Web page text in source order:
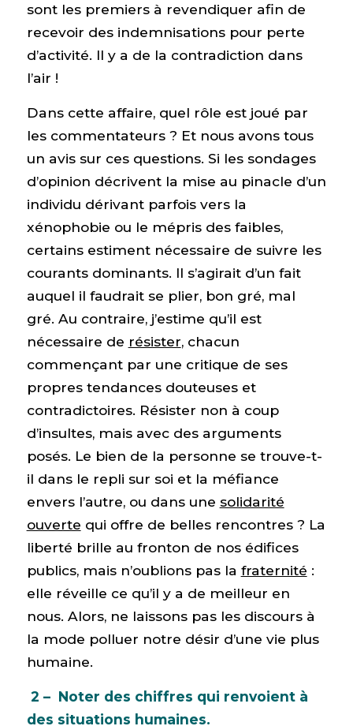
sont les premiers à revendiquer afin de
recevoir des indemnisations pour perte
d’activité. Il y a de la contradiction dans
l’air !
Dans cette affaire, quel rôle est joué par
les commentateurs ? Et nous avons tous
un avis sur ces questions. Si les sondages
d’opinion décrivent la mise au pinacle d’un
individu dérivant parfois vers la
xénophobie ou le mépris des faibles,
certains estiment nécessaire de suivre les
courants dominants. Il s’agirait d’un fait
auquel il faudrait se plier, bon gré, mal
gré. Au contraire, j’estime qu’il est
nécessaire de résister, chacun
commençant par une critique de ses
propres tendances douteuses et
contradictoires. Résister non à coup
d’insultes, mais avec des arguments
posés. Le bien de la personne se trouve-t-
il dans le repli sur soi et la méfiance
envers l’autre, ou dans une solidarité
ouverte qui offre de belles rencontres ? La
liberté brille au fronton de nos édifices
publics, mais n’oublions pas la fraternité :
elle réveille ce qu’il y a de meilleur en
nous. Alors, ne laissons pas les discours à
la mode polluer notre désir d’une vie plus
humaine.
2 – Noter des chiffres qui renvoient à
des situations humaines.